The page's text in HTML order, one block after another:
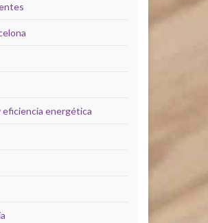
energética